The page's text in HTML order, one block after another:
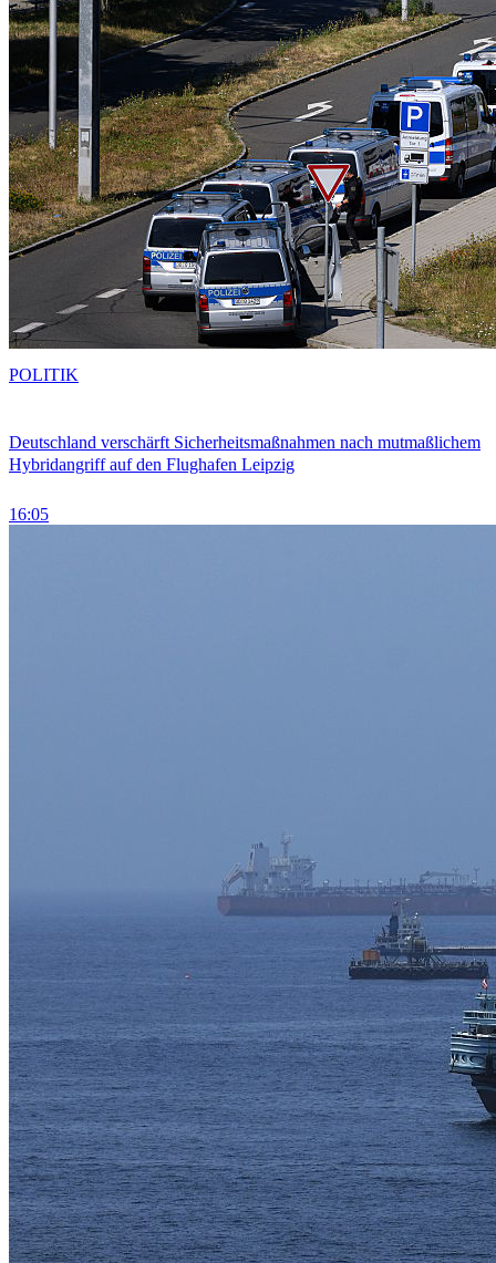
Deutschland verschärft Sicherheitsmaßnahmen nach mutmaßlichem
Hybridangriff auf den Flughafen Leipzig
16:05
POLITIK